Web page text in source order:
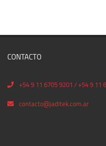
CONTACTO
+54 9 11 6705 9201 / +54 9 11
contacto@jaditek.com.ar